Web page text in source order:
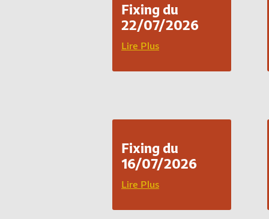
Fixing du
22/07/2026
Lire Plus
Fixing du
16/07/2026
Lire Plus